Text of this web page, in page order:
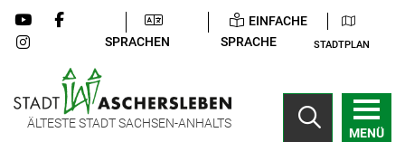
SPRACHEN
EINFACHE
SPRACHE
STADTPLAN
ÄLTESTE STADT SACHSEN-ANHALTS
MENÜ